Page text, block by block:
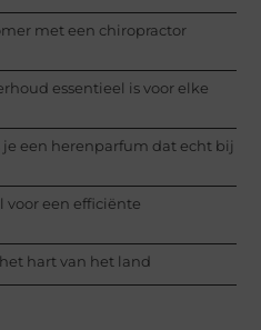
met een chiropractor
essentieel is voor elke
een herenparfum dat echt bij
voor een efficiënte
hart van het land